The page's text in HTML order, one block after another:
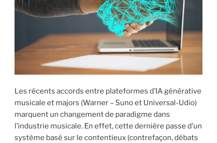
Les récents accords entre plateformes d’IA générative
musicale et majors (Warner – Suno et Universal-Udio)
marquent un changement de paradigme dans
l’industrie musicale. En effet, cette dernière passe d’un
système basé sur le contentieux (contrefaçon, débats